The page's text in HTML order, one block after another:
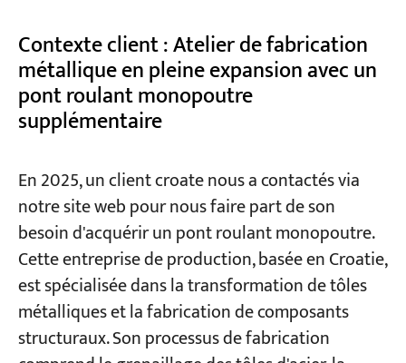
Projets
Blogs
Nouvelles
Contactez-nous
Contexte client : Atelier de fabrication
métallique en pleine expansion avec un
pont roulant monopoutre
supplémentaire
En 2025, un client croate nous a contactés via
notre site web pour nous faire part de son
besoin d'acquérir un pont roulant monopoutre.
Cette entreprise de production, basée en Croatie,
est spécialisée dans la transformation de tôles
métalliques et la fabrication de composants
structuraux. Son processus de fabrication